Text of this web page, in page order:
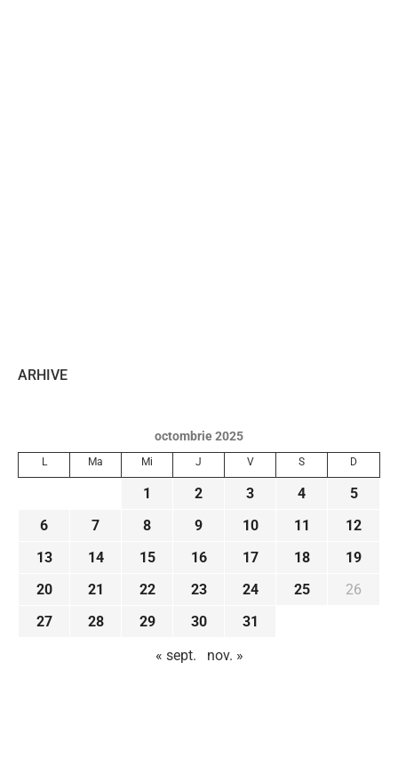
ARHIVE
octombrie 2025
L Ma Mi J V S D
1 2 3 4
5
6
7 8 9 10 11
12
13
14 15 16 17 18
19
20
21 22 23 24 25
26
27
28 29 30
31
« sept.
nov. »